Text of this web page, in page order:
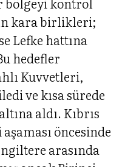
kara birlikleri;
Lefke hattına
hedefler
Kuvvetleri,
ve kısa sürede
aldı. Kıbrıs
öncesinde
arasında